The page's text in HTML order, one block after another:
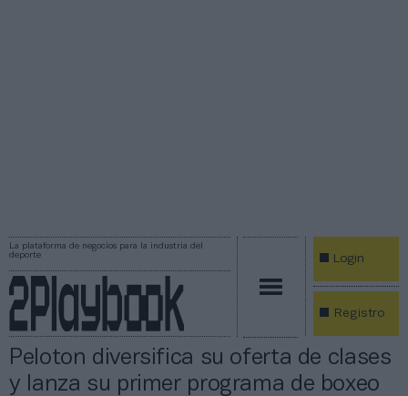
La plataforma de negocios para la industria del
deporte
Login
Registro
Peloton diversifica su oferta de clases
y lanza su primer programa de boxeo